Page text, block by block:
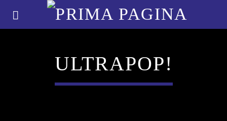
ULTRAPOP!